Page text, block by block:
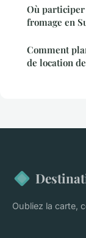
Où participer
fromage en
Comment
de location
Oubliez la carte,